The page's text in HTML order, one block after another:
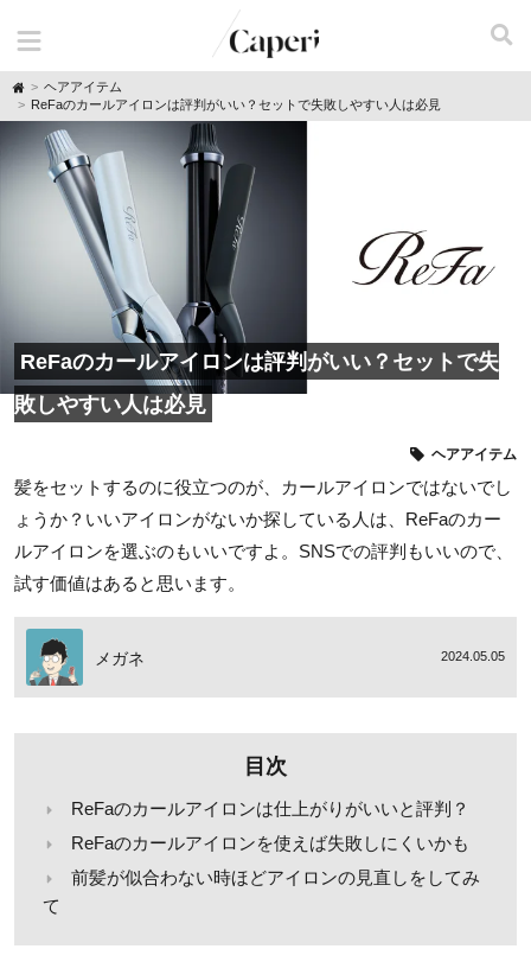
H
o
m
ヘアアイテム
ReFaのカールアイロンは評判がいい？セットで失敗しやすい人は必見
ReFaのカールアイロンは評判がいい？セットで失
敗しやすい人は必見
ヘアアイテム
髪をセットするのに役立つのが、カールアイロンではないでし
ょうか？いいアイロンがないか探している人は、ReFaのカー
ルアイロンを選ぶのもいいですよ。SNSでの評判もいいので、
試す価値はあると思います。
メガネ 2024.05.05
目次
ReFaのカールアイロンは仕上がりがいいと評判？
ReFaのカールアイロンを使えば失敗しにくいかも
前髪が似合わない時ほどアイロンの見直しをしてみ
て